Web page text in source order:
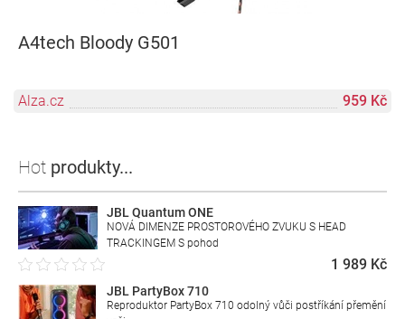
A4tech Bloody G501
Alza.cz 959 Kč
Hot produkty...
JBL Quantum ONE
NOVÁ DIMENZE PROSTOROVÉHO ZVUKU S HEAD
TRACKINGEM S pohod
1 989 Kč
JBL PartyBox 710
Reproduktor PartyBox 710 odolný vůči postříkání přemění